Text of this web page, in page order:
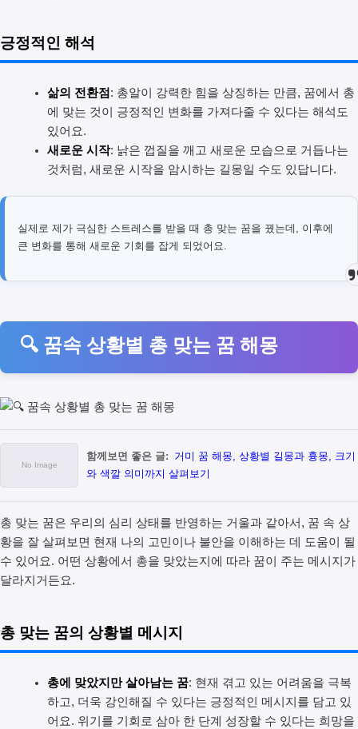
긍정적인 해석
삶의 전환점: 총알이 강력한 힘을 상징하는 만큼, 꿈에서 총
에 맞는 것이 긍정적인 변화를 가져다줄 수 있다는 해석도
있어요.
새로운 시작: 낡은 껍질을 깨고 새로운 모습으로 거듭나는
것처럼, 새로운 시작을 암시하는 길몽일 수도 있답니다.
실제로 제가 극심한 스트레스를 받을 때 총 맞는 꿈을 꿨는데, 이후에
큰 변화를 통해 새로운 기회를 잡게 되었어요.
🔍 꿈속 상황별 총 맞는 꿈 해몽
함께보면 좋은 글: 거미 꿈 해몽, 상황별 길몽과 흉몽, 크기
와 색깔 의미까지 살펴보기
총 맞는 꿈은 우리의 심리 상태를 반영하는 거울과 같아서, 꿈 속 상
황을 잘 살펴보면 현재 나의 고민이나 불안을 이해하는 데 도움이 될
수 있어요. 어떤 상황에서 총을 맞았는지에 따라 꿈이 주는 메시지가
달라지거든요.
총 맞는 꿈의 상황별 메시지
총에 맞았지만 살아남는 꿈: 현재 겪고 있는 어려움을 극복
하고, 더욱 강인해질 수 있다는 긍정적인 메시지를 담고 있
어요. 위기를 기회로 삼아 한 단계 성장할 수 있다는 희망을